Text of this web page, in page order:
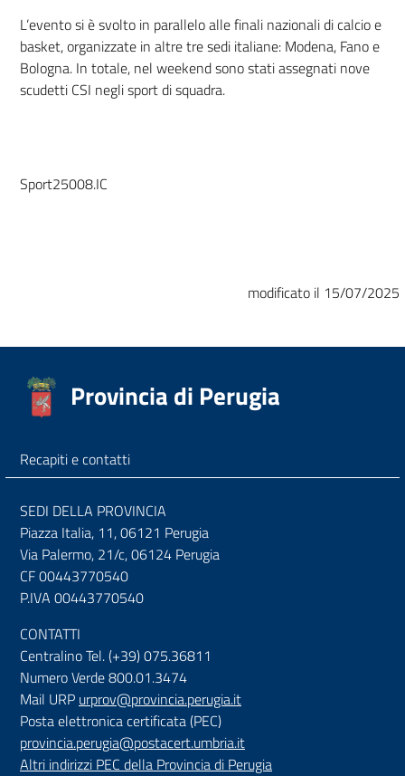
L’evento si è svolto in parallelo alle finali nazionali di calcio e
basket, organizzate in altre tre sedi italiane: Modena, Fano e
Bologna. In totale, nel weekend sono stati assegnati nove
scudetti CSI negli sport di squadra.
Sport25008.IC
modificato il 15/07/2025
Provincia di Perugia
Recapiti e contatti
SEDI DELLA PROVINCIA
Piazza Italia, 11, 06121 Perugia
Via Palermo, 21/c, 06124 Perugia
CF 00443770540
P.IVA 00443770540
CONTATTI
Centralino Tel. (+39) 075.36811
Numero Verde 800.01.3474
Mail URP urprov@provincia.perugia.it
Posta elettronica certificata (PEC)
provincia.perugia@postacert.umbria.it
Altri indirizzi PEC della Provincia di Perugia